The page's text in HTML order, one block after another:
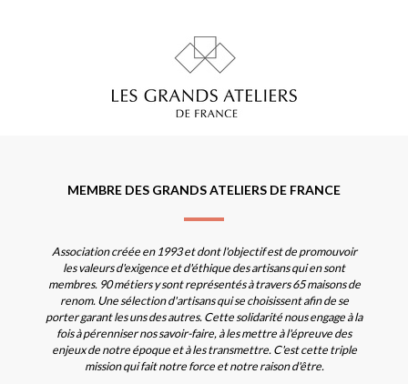
MEMBRE DES GRANDS ATELIERS DE FRANCE
Association créée en 1993 et dont l'objectif est de promouvoir
les valeurs d'exigence et d'éthique des artisans qui en sont
membres. 90 métiers y sont représentés à travers 65 maisons de
renom. Une sélection d'artisans qui se choisissent afin de se
porter garant les uns des autres. Cette solidarité nous engage à la
fois à pérenniser nos savoir-faire, à les mettre à l'épreuve des
enjeux de notre époque et à les transmettre. C'est cette triple
mission qui fait notre force et notre raison d'être.